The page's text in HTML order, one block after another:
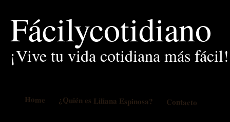
Fácilycotidiano
¡Vive tu vida cotidiana más fácil!
Home ¿Quién es Liliana Espinosa? Contacto